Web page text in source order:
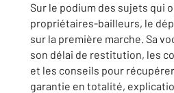
Sur le podium des sujets qui
propriétaires-bailleurs, le
sur la première marche. Sa
son délai de restitution, les
et les conseils pour
garantie en totalité,